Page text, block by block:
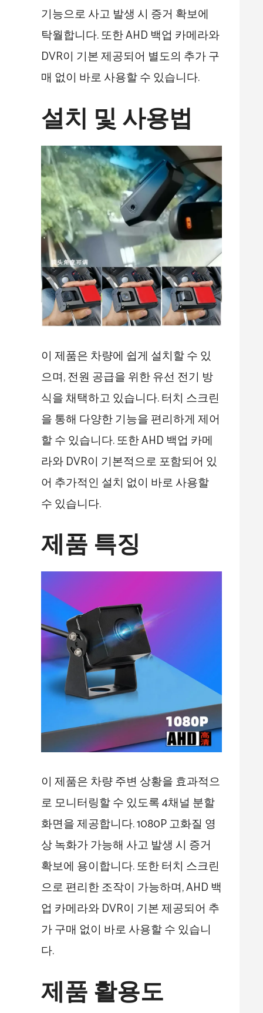
기능으로 사고 발생 시 증거 확보에
탁월합니다. 또한 AHD 백업 카메라와
DVR이 기본 제공되어 별도의 추가 구
매 없이 바로 사용할 수 있습니다.
설치 및 사용법
이 제품은 차량에 쉽게 설치할 수 있
으며, 전원 공급을 위한 유선 전기 방
식을 채택하고 있습니다. 터치 스크린
을 통해 다양한 기능을 편리하게 제어
할 수 있습니다. 또한 AHD 백업 카메
라와 DVR이 기본적으로 포함되어 있
어 추가적인 설치 없이 바로 사용할
수 있습니다.
제품 특징
이 제품은 차량 주변 상황을 효과적으
로 모니터링할 수 있도록 4채널 분할
화면을 제공합니다. 1080P 고화질 영
상 녹화가 가능해 사고 발생 시 증거
확보에 용이합니다. 또한 터치 스크린
으로 편리한 조작이 가능하며, AHD 백
업 카메라와 DVR이 기본 제공되어 추
가 구매 없이 바로 사용할 수 있습니
다.
제품 활용도